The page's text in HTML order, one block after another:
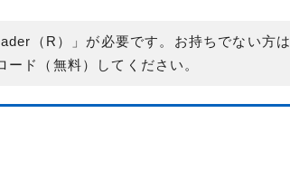
（R）」が必要です。お持ちでない方は
ード（無料）してください。